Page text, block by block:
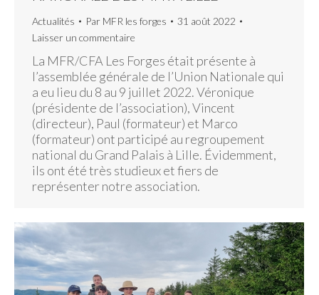
Actualités Par MFR les forges
31 août 2022
Laisser un commentaire
La MFR/CFA Les Forges était présente à
l’assemblée générale de l’Union Nationale qui
a eu lieu du 8 au 9 juillet 2022. Véronique
(présidente de l’association), Vincent
(directeur), Paul (formateur) et Marco
(formateur) ont participé au regroupement
national du Grand Palais à Lille. Évidemment,
ils ont été très studieux et fiers de
représenter notre association.